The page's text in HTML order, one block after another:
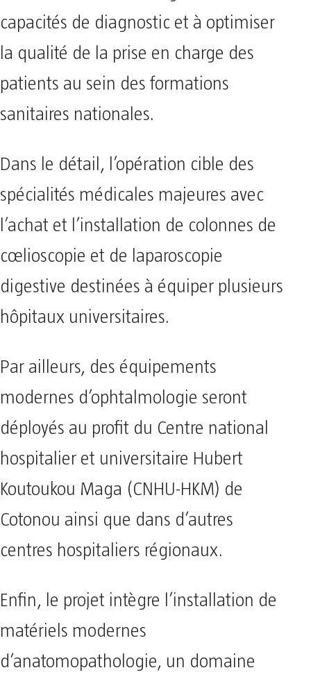
capacités de diagnostic et à optimiser
la qualité de la prise en charge des
patients au sein des formations
sanitaires nationales.
​Dans le détail, l’opération cible des
spécialités médicales majeures avec
l’achat et l’installation de colonnes de
cœlioscopie et de laparoscopie
digestive destinées à équiper plusieurs
hôpitaux universitaires.
Par ailleurs, des équipements
modernes d’ophtalmologie seront
déployés au profit du Centre national
hospitalier et universitaire Hubert
Koutoukou Maga (CNHU-HKM) de
Cotonou ainsi que dans d’autres
centres hospitaliers régionaux.
Enfin, le projet intègre l’installation de
matériels modernes
d’anatomopathologie, un domaine